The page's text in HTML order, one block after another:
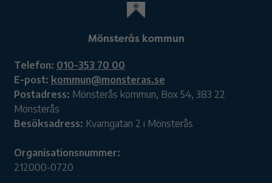
Mönsterås kommun
Telefon: 010-353 70 00
E-post: kommun@monsteras.se
Postadress: Mönsterås kommun, Box 54, 383 22
Mönsterås
Besöksadress: Kvarngatan 2 i Mönsterås
Organisationsnummer:
212000-0720